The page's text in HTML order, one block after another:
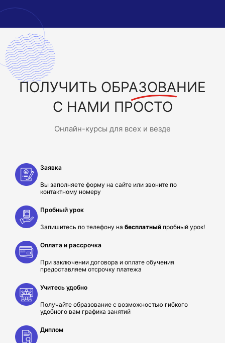
ПОЛУЧИТЬ ОБРАЗОВАНИЕ
С НАМИ ПРОСТО
Онлайн-курсы для всех и везде
Заявка
Вы заполняете форму на сайте или звоните по
контактному номеру
Пробный урок
Запишитесь по телефону на бесплатный пробный урок!
Оплата и рассрочка
При заключении договора и оплате обучения
предоставляем отсрочку платежа
Учитесь удобно
Получайте образование с возможностью гибкого
удобного вам графика занятий
Диплом